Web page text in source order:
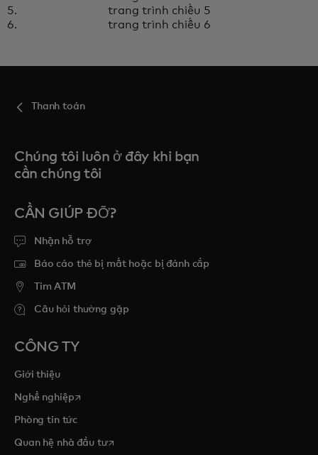
hơn khi kết hợp với nhau
trang trình chiếu 5
trang trình chiếu 6
Thanh toán
Chúng tôi luôn ở đây khi bạn
cần chúng tôi
CẦN GIÚP ĐỠ?
Nhận hỗ trợ
Báo cáo thẻ bị mất hoặc bị đánh cắp
Tim ATM
Câu hỏi thường gặp
CÔNG TY
Giới thiệu
Nghề nghiệpopens in a new tab
Phòng tin tức
Quan hệ nhà đầu tưopens in a new tab